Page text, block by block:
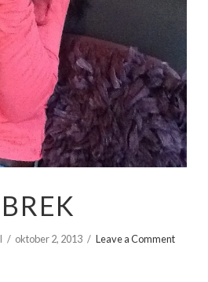
oktober 2, 2013 Leave a Comment